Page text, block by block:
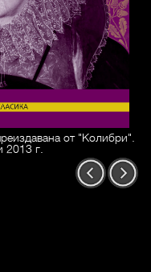
от "Колибри".
2013 г.